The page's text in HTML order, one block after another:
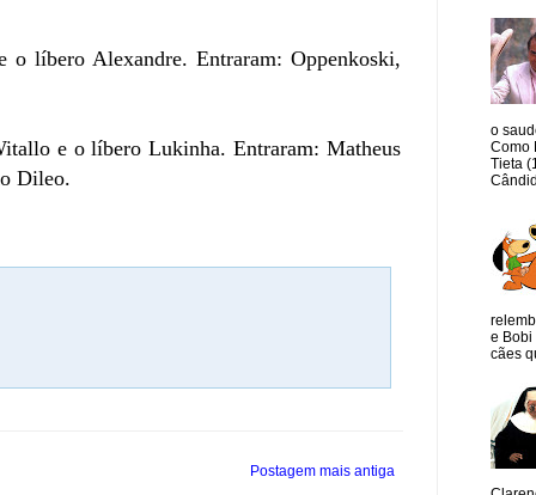
líbero Alexandre. Entraram: Oppenkoski,
e o líbero Lukinha. Entraram: Matheus
Dileo.
Postagem mais antiga
o
Como
Tieta
e Bobi
cães